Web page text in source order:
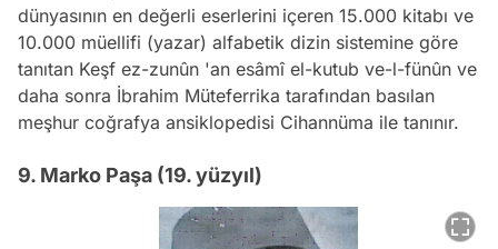
dünyasının en değerli eserlerini içeren 15.000 kitabı ve
10.000 müellifi (yazar) alfabetik dizin sistemine göre
tanıtan Keşf ez-zunûn 'an esâmî el-kutub ve-l-fünûn ve
daha sonra İbrahim Müteferrika tarafından basılan
meşhur coğrafya ansiklopedisi Cihannüma ile tanınır.
9. Marko Paşa (19. yüzyıl)